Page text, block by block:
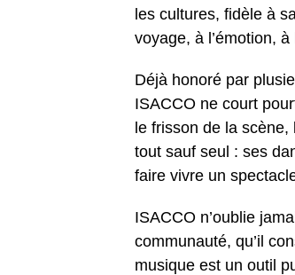
les cultures, fidèle à
voyage, à l’émotion,
Déjà honoré par
ISACCO ne court
le frisson de la
tout sauf seul : ses
faire vivre un
ISACCO n’oublie
communauté, qu’il
musique est un outil